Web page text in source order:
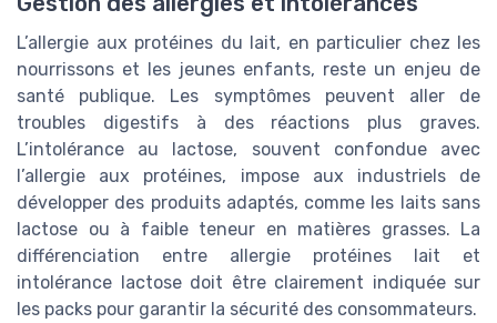
L’allergie aux protéines du lait, en particulier chez les
nourrissons et les jeunes enfants, reste un enjeu de
santé publique. Les symptômes peuvent aller de
troubles digestifs à des réactions plus graves.
L’intolérance au lactose, souvent confondue avec
l’allergie aux protéines, impose aux industriels de
développer des produits adaptés, comme les laits sans
lactose ou à faible teneur en matières grasses. La
différenciation entre allergie protéines lait et
intolérance lactose doit être clairement indiquée sur
les packs pour garantir la sécurité des consommateurs.